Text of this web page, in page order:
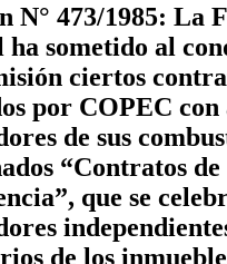
N° 473/1985: La
ha sometido al
ciertos
por COPEC con
de sus
“Contratos de
que se
de los